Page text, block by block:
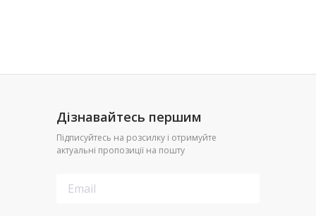
Дізнавайтесь першим
Підписуйтесь на розсилку і отримуйте
актуальні пропозиції на пошту